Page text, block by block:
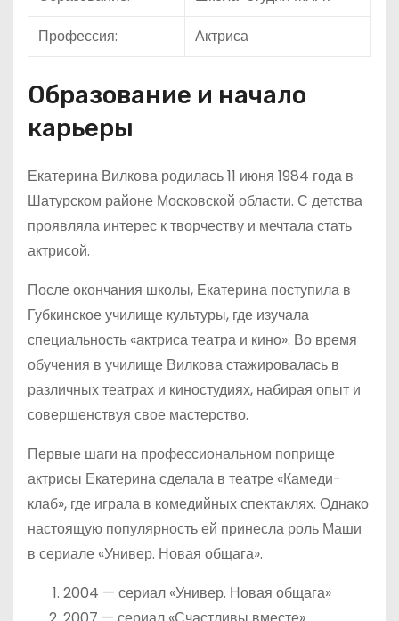
Профессия:
Актриса
Образование и начало
карьеры
Екатерина Вилкова родилась 11 июня 1984 года в
Шатурском районе Московской области. С детства
проявляла интерес к творчеству и мечтала стать
актрисой.
После окончания школы, Екатерина поступила в
Губкинское училище культуры, где изучала
специальность «актриса театра и кино». Во время
обучения в училище Вилкова стажировалась в
различных театрах и киностудиях, набирая опыт и
совершенствуя свое мастерство.
Первые шаги на профессиональном поприще
актрисы Екатерина сделала в театре «Камеди-
клаб», где играла в комедийных спектаклях. Однако
настоящую популярность ей принесла роль Маши
в сериале «Универ. Новая общага».
2004 — сериал «Универ. Новая общага»